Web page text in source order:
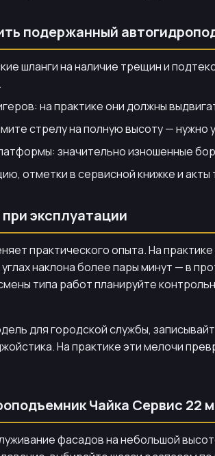
подержанный
шланги на наличие трещин и
на практике они должны
стрелу на полную высоту —
значительно изношенные
отметки в сервисной книжке и
эксплуатации
практического опыта. На
наклона более пары минут — в
типа работ планируйте
для городской службы,
На практике эти мелочи
Чайка Сервис 22
фасадов на небольшой